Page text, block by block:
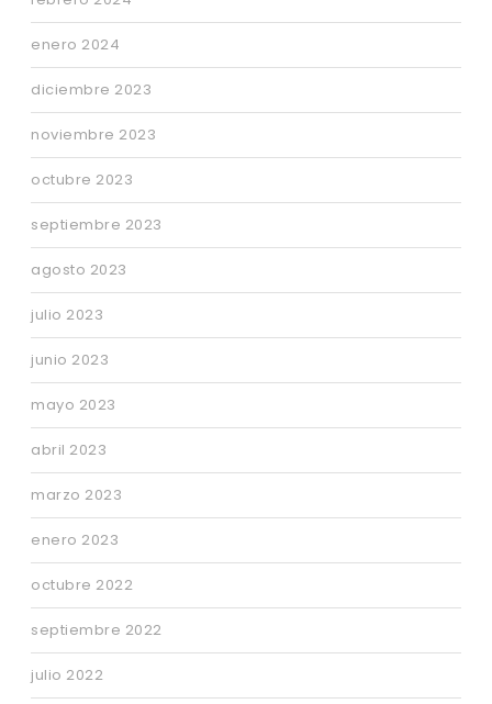
enero 2024
diciembre 2023
noviembre 2023
octubre 2023
septiembre 2023
agosto 2023
julio 2023
junio 2023
mayo 2023
abril 2023
marzo 2023
enero 2023
octubre 2022
septiembre 2022
julio 2022